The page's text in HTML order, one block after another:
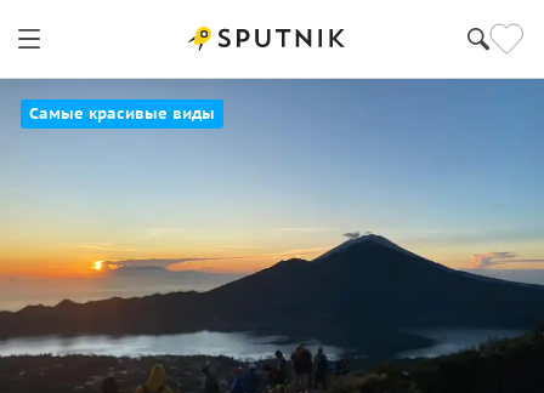
Самые красивые виды